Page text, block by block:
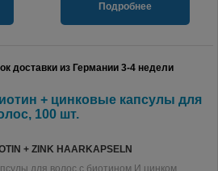
Подробнее
доставки из Германии 3-4 недели
+ цинковые капсулы для
100 шт.
+ ZINK HAARKAPSELN
для волос с биотином И цинком